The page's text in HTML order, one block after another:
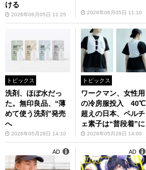
ける
2026年06月05日 11:25 2026年06月05日 11:10
トピックス
洗剤、ほぼ水だっ
た。無印良品、“薄
めて使う洗剤”発売
へ
2026年05月28日 14:10
トピックス
ワークマン、女性用
の冷房服投入 40℃
超えの日本、ペルチ
ェ素子は“普段着”に
2026年05月28日 14:00
AD AD